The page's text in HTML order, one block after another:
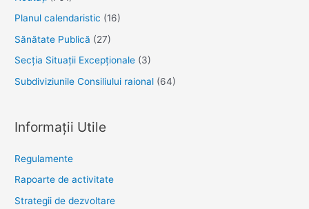
Planul calendaristic (16)
Sănătate Publică (27)
Secția Situații Excepționale (3)
Subdiviziunile Consiliului raional (64)
Informații Utile
Regulamente
Rapoarte de activitate
Strategii de dezvoltare